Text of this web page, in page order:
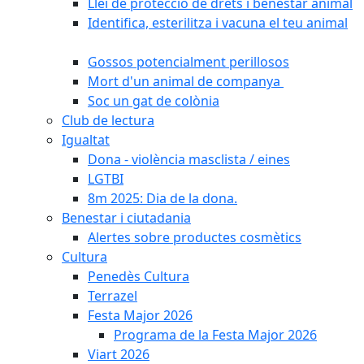
Identifica, esterilitza i vacuna el teu animal
Gossos potencialment perillosos
Mort d'un animal de companya
Soc un gat de colònia
Club de lectura
Igualtat
Dona - violència masclista / eines
LGTBI
8m 2025: Dia de la dona.
Benestar i ciutadania
Alertes sobre productes cosmètics
Cultura
Penedès Cultura
Terrazel
Festa Major 2026
Programa de la Festa Major 2026
Viart 2026